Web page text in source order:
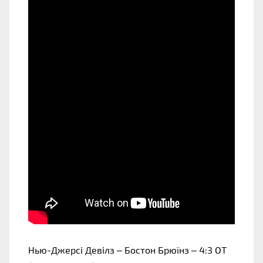
Нью-Джерсі Девілз – Бостон Брюїнз – 4:3 ОТ